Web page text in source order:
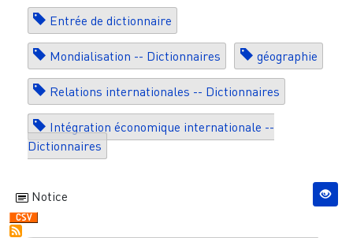
Entrée de dictionnaire
Mondialisation -- Dictionnaires géographie
Relations internationales -- Dictionnaires
Intégration économique internationale --
Dictionnaires
Notice